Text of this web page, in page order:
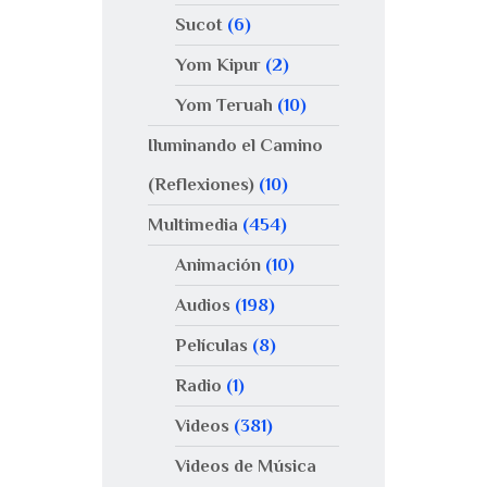
Sucot (6)
Yom Kipur(2)
Yom Teruah (10)
Iluminando el Camino
(Reflexiones) (10)
Multimedia (454)
Animación(10)
Audios (198)
Películas (8)
Radio (1)
Videos (381)
Videos de Música